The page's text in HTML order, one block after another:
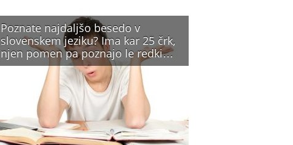
Poznate najdaljšo besedo v
slovenskem jeziku? Ima kar 25 črk,
njen pomen pa poznajo le redki…